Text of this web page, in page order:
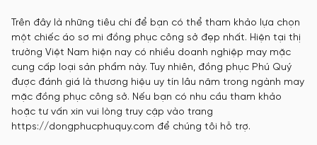
Trên đây là những tiêu chí để bạn có thể tham khảo lựa chọn
một chiếc áo sơ mi đồng phục công sở đẹp nhất. Hiện tại thị
trường Việt Nam hiện nay có nhiều doanh nghiệp may mặc
cung cấp loại sản phẩm này. Tuy nhiên, đồng phục Phú Quý
được đánh giá là thương hiệu uy tín lâu năm trong ngành may
mặc đồng phục công sở. Nếu bạn có nhu cầu tham khảo
hoặc tư vấn xin vui lòng truy cập vào trang
https://dongphucphuquy.com để chúng tôi hỗ trợ.